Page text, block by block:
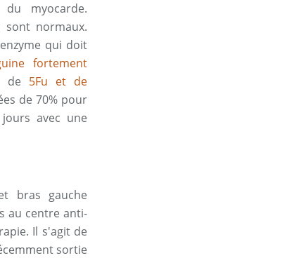
myocarde.
normaux.
qui doit
fortement
de 5Fu et de
de 70% pour
avec une
bras gauche
au centre anti-
Il s'agit de
sortie